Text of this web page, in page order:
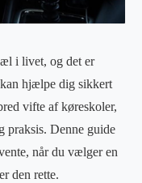
i livet, og det er
hjælpe dig sikkert
vifte af køreskoler,
praksis. Denne guide
når du vælger en
den rette.